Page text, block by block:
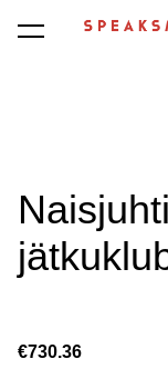
was added to the
€730.36